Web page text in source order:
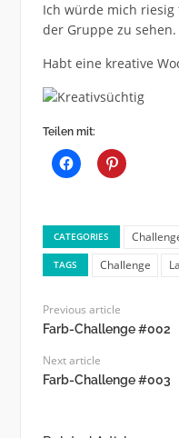
Ich würde mich riesig
der Gruppe zu sehen.
Habt eine kreative
Teilen mit:
CATEGORIES
TAGS Challenge
Previous article
Farb-Challenge #002
Next article
Farb-Challenge #003